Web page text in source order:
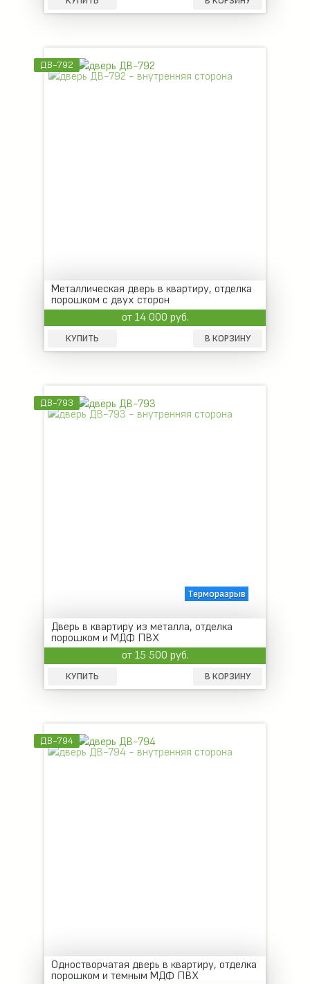
ДВ-792
Металлическая дверь в квартиру, отделка
порошком с двух сторон
от 14 000 руб.
КУПИТЬ В КОРЗИНУ
ДВ-793
Терморазрыв
Дверь в квартиру из металла, отделка
порошком и МДФ ПВХ
от 15 500 руб.
КУПИТЬ В КОРЗИНУ
ДВ-794
Одностворчатая дверь в квартиру, отделка
порошком и темным МДФ ПВХ